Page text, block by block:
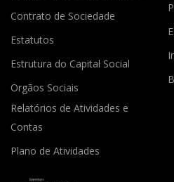
Contrato de Sociedade
Estatutos
Estrutura do Capital Social
Orgãos Sociais
Relatórios de Atividades e
Contas
Plano de Atividades